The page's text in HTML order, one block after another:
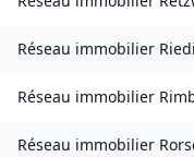
Réseau immobilier
Réseau immobilier
Réseau immobilier